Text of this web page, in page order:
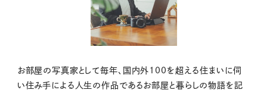
お部屋の写真家として毎年、国内外100を超える住まいに伺
い住み手による人生の作品であるお部屋と暮らしの物語を記